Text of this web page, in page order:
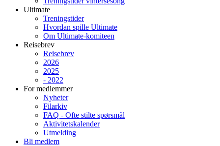
Ultimate
Treningstider
Hvordan spille Ultimate
Om Ultimate-komiteen
Reisebrev
Reisebrev
2026
2025
- 2022
For medlemmer
Nyheter
Filarkiv
FAQ - Ofte stilte spørsmål
Aktivitetskalender
Utmelding
Bli medlem